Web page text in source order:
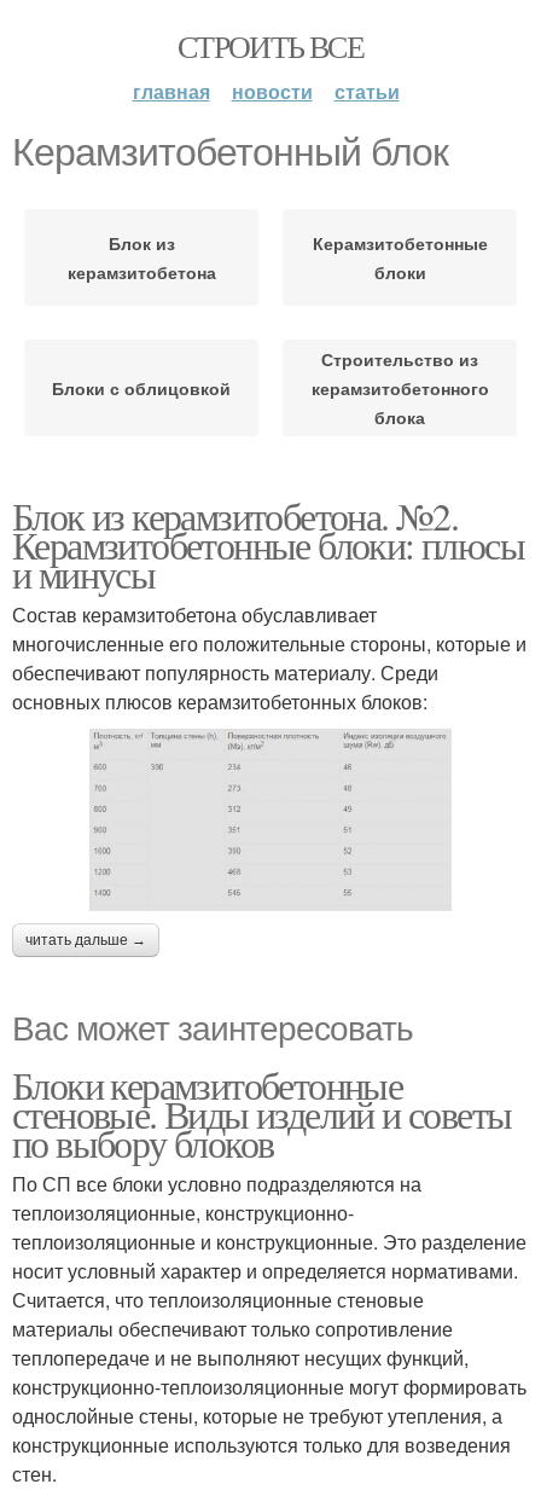
СТРОИТЬ ВСЕ
главная новости статьи
Керамзитобетонный блок
Блок из
керамзитобетона
Керамзитобетонные
блоки
Блоки с облицовкой
Строительство из
керамзитобетонного
блока
Блок из керамзитобетона. №2.
Керамзитобетонные блоки: плюсы
и минусы
Состав керамзитобетона обуславливает
многочисленные его положительные стороны, которые и
обеспечивают популярность материалу. Среди
основных плюсов керамзитобетонных блоков:
читать дальше →
Вас может заинтересовать
Блоки керамзитобетонные
стеновые. Виды изделий и советы
по выбору блоков
По СП все блоки условно подразделяются на
теплоизоляционные, конструкционно-
теплоизоляционные и конструкционные. Это разделение
носит условный характер и определяется нормативами.
Считается, что теплоизоляционные стеновые
материалы обеспечивают только сопротивление
теплопередаче и не выполняют несущих функций,
конструкционно-теплоизоляционные могут формировать
однослойные стены, которые не требуют утепления, а
конструкционные используются только для возведения
стен.